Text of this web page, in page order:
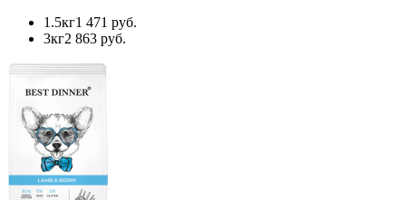
1.5кг1 471 руб.
3кг2 863 руб.